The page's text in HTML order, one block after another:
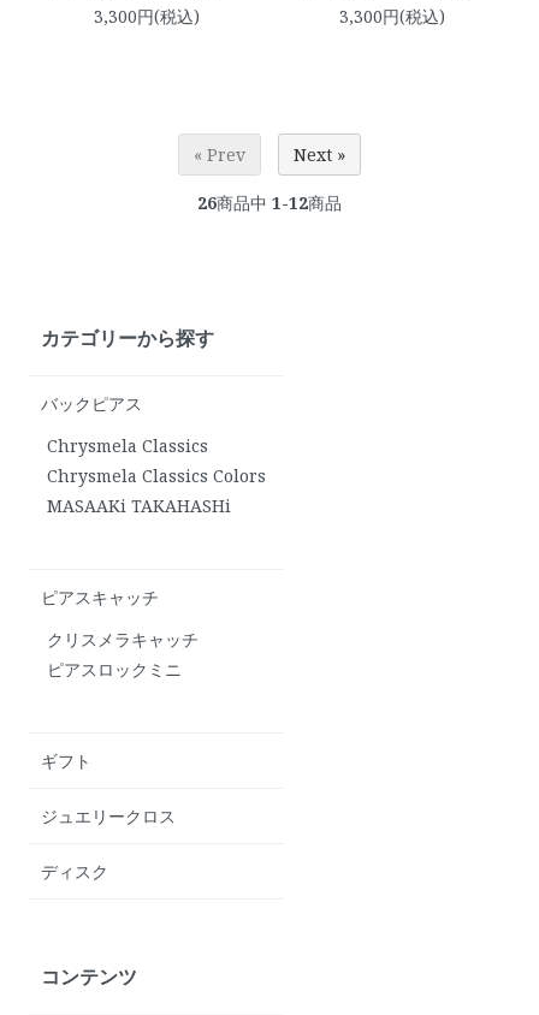
3,300円(税込)
3,300円(税込)
« Prev Next »
26商品中 1-12商品
カテゴリーから探す
バックピアス
Chrysmela Classics
Chrysmela Classics Colors
MASAAKi TAKAHASHi
ピアスキャッチ
クリスメラキャッチ
ピアスロックミニ
ギフト
ジュエリークロス
ディスク
コンテンツ